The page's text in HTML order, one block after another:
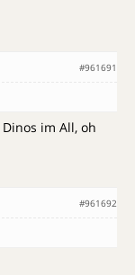
#961691
im All, oh
#961692